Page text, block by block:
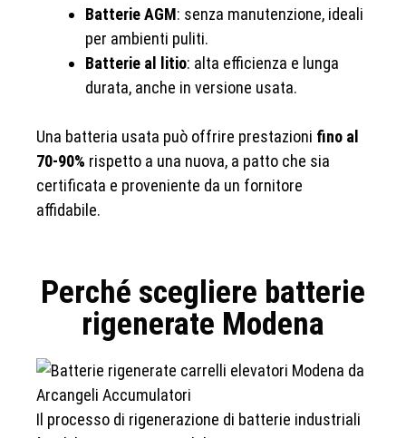
Batterie AGM: senza manutenzione, ideali
per ambienti puliti.
Batterie al litio: alta efficienza e lunga
durata, anche in versione usata.
Una batteria usata può offrire prestazioni fino al
70-90% rispetto a una nuova, a patto che sia
certificata e proveniente da un fornitore
affidabile.
Perché scegliere batterie
rigenerate Modena
Il processo di rigenerazione di batterie industriali